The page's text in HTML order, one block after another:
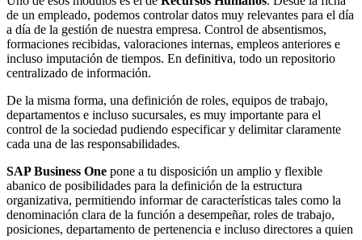
de un empleado, podemos controlar datos muy relevantes para el día
a día de la gestión de nuestra empresa. Control de absentismos,
formaciones recibidas, valoraciones internas, empleos anteriores e
incluso imputación de tiempos. En definitiva, todo un repositorio
centralizado de información.
De la misma forma, una definición de roles, equipos de trabajo,
departamentos e incluso sucursales, es muy importante para el
control de la sociedad pudiendo especificar y delimitar claramente
cada una de las responsabilidades.
SAP Business One pone a tu disposición un amplio y flexible
abanico de posibilidades para la definición de la estructura
organizativa, permitiendo informar de características tales como la
denominación clara de la función a desempeñar, roles de trabajo,
posiciones, departamento de pertenencia e incluso directores a quien